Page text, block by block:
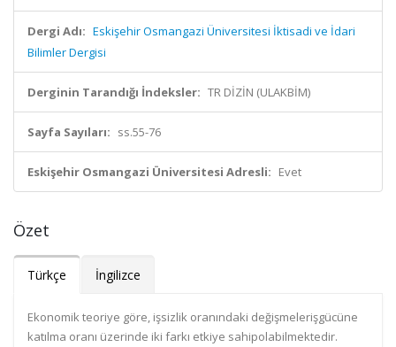
Dergi Adı: Eskişehir Osmangazi Üniversitesi İktisadi ve İdari
Bilimler Dergisi
Derginin Tarandığı İndeksler: TR DİZİN (ULAKBİM)
Sayfa Sayıları: ss.55-76
Eskişehir Osmangazi Üniversitesi Adresli: Evet
Özet
Türkçe İngilizce
Ekonomik teoriye göre, işsizlik oranındaki değişmelerişgücüne
katılma oranı üzerinde iki farkı etkiye sahipolabilmektedir.